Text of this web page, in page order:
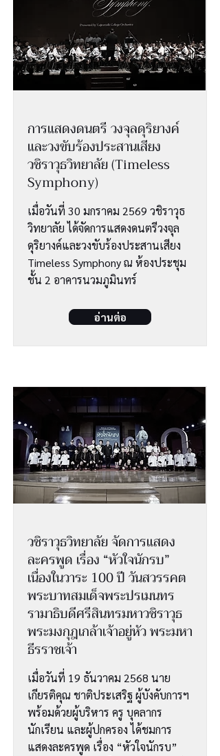
การแสดงดนตรี วงจุลดุริยางค์
และวงขับร้องประสานเสียง
วชิราวุธวิทยาลัย (Timeless
Symphony)
เมื่อวันที่ 30 มกราคม 2569 วชิราวุธ
วิทยาลัย ได้จัดการแสดงดนตรีวงจุล
ดุริยางค์และวงขับร้องประสานเสียง
Timeless Symphony ณ ห้องประชุม
ชั้น 2 อาคารนวมภูมินทร์
อ่านต่อ
วชิราวุธวิทยาลัย จัดการแสดง
ละครพูด เรื่อง “หัวใจนักรบ”
เนื่องในวาระ 100 ปี วันสวรรคต
พระบาทสมเด็จพระปรเมนทร
รามาธิบดีศรีสินทรมหาวชิราวุธ
พระมงกุฎเกล้าเจ้าอยู่หัว พระมหา
ธีรราชเจ้า
เมื่อวันที่ 19 ธันวาคม 2568 นาย
เกียรติคุณ ชาติประเสริฐ ผู้บังคับการฯ
พร้อมด้วยผู้บริหาร ครู บุคลากร
นักเรียน และผู้ปกครอง ได้ชมการ
แสดงละครพูด เรื่อง “หัวใจนักรบ”